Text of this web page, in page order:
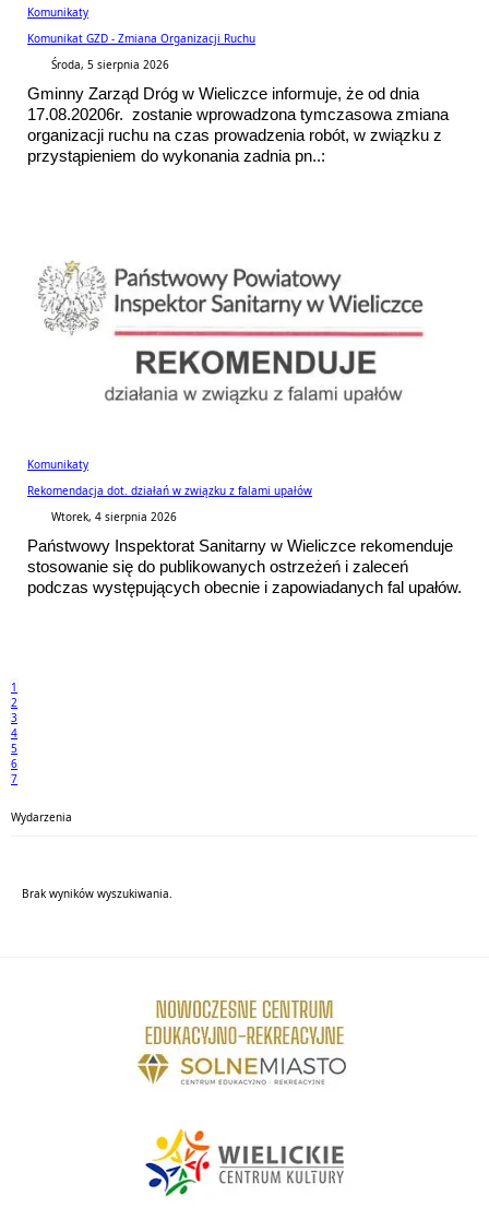
Komunikaty
Komunikat GZD - Zmiana Organizacji Ruchu
Środa, 5 sierpnia 2026
Gminny Zarząd Dróg w Wieliczce informuje, że od dnia
17.08.20206r. zostanie wprowadzona tymczasowa zmiana
organizacji ruchu na czas prowadzenia robót, w związku z
przystąpieniem do wykonania zadnia pn..:
Komunikaty
Rekomendacja dot. działań w związku z falami upałów
Wtorek, 4 sierpnia 2026
Państwowy Inspektorat Sanitarny w Wieliczce rekomenduje
stosowanie się do publikowanych ostrzeżeń i zaleceń
podczas występujących obecnie i zapowiadanych fal upałów.
1
2
3
4
5
6
7
Wydarzenia
Brak wyników wyszukiwania.
link do strony Centrum Edukacyjno Rekreacyjne